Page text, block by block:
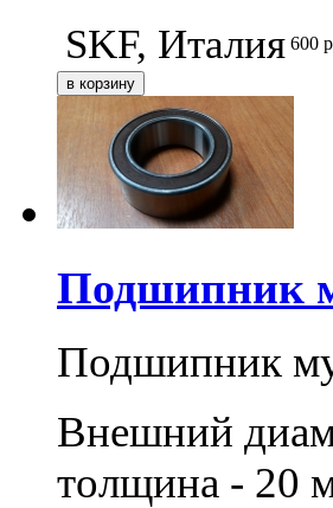
SKF, Италия 600
Подшипник
Подшипник
Внешний
толщина - 20